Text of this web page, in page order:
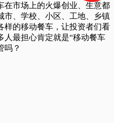
在市场上的火爆创业、生意都
市、学校、小区、工地、乡镇
样的移动餐车，让投资者们看
人最担心肯定就是“移动餐车
吗？